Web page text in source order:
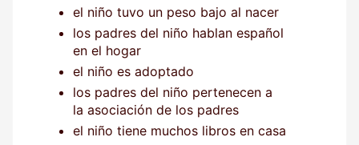
el niño tuvo un peso bajo al nacer
los padres del niño hablan español
en el hogar
el niño es adoptado
los padres del niño pertenecen a
la asociación de los padres
el niño tiene muchos libros en casa